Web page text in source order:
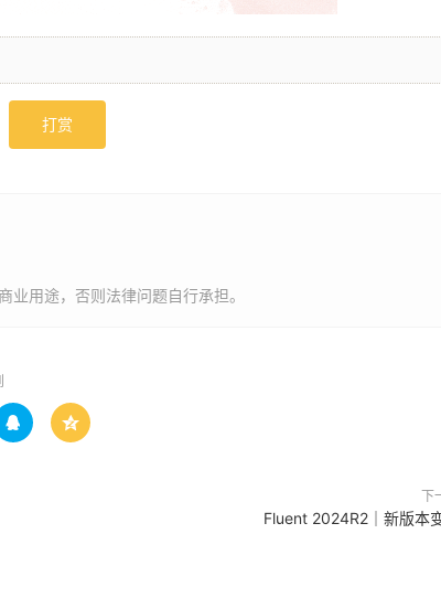
打赏
用途，否则法律问题自行承担。
 
下
Fluent 2024R2｜新版本